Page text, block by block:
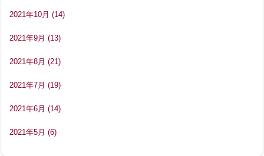
2021年10月 (14)
2021年9月 (13)
2021年8月 (21)
2021年7月 (19)
2021年6月 (14)
2021年5月 (6)